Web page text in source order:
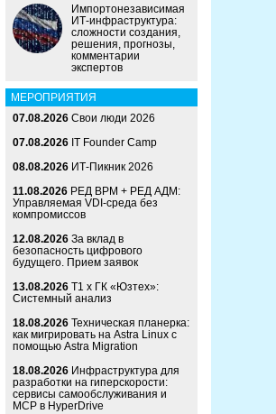
Импортонезависимая
ИТ-инфраструктура:
сложности создания,
решения, прогнозы,
комментарии
экспертов
МЕРОПРИЯТИЯ
07.08.2026 Свои люди 2026
07.08.2026 IT Founder Camp
08.08.2026 ИТ-Пикник 2026
11.08.2026 РЕД ВРМ + РЕД АДМ:
Управляемая VDI-среда без
компромиссов
12.08.2026 За вклад в
безопасность цифрового
будущего. Прием заявок
13.08.2026 Т1 x ГК «Юзтех»:
Системный анализ
18.08.2026 Техническая планерка:
как мигрировать на Astra Linux с
помощью Astra Migration
18.08.2026 Инфраструктура для
разработки на гиперскорости:
сервисы самообслуживания и
MCP в HyperDrive